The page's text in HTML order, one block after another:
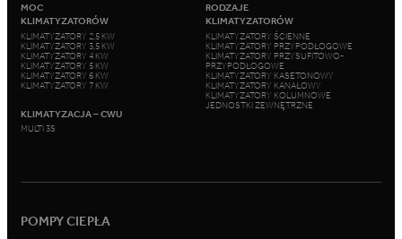
MOC
KLIMATYZATORÓW
KLIMATYZATORY 2,5 KW
KLIMATYZATORY 3,5 KW
KLIMATYZATORY 4 KW
KLIMATYZATORY 5 KW
KLIMATYZATORY 6 KW
KLIMATYZATORY 7 KW
KLIMATYZACJA – CWU
MULTI 3S
RODZAJE
KLIMATYZATORÓW
KLIMATYZATORY ŚCIENNE
KLIMATYZATORY PRZYPODŁOGOWE
KLIMATYZATORY PRZYSUFITOWO-
PRZYPODŁOGOWE
KLIMATYZATORY KASETONOWY
KLIMATYZATORY KANAŁOWY
KLIMATYZATORY KOLUMNOWE
JEDNOSTKI ZEWNĘTRZNE
POMPY CIEPŁA